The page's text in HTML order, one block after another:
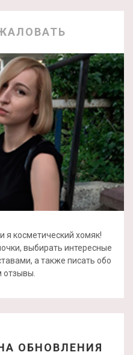
я косметический хомяк!
выбирать интересные
а также писать обо
отзывы.
ОБНОВЛЕНИЯ